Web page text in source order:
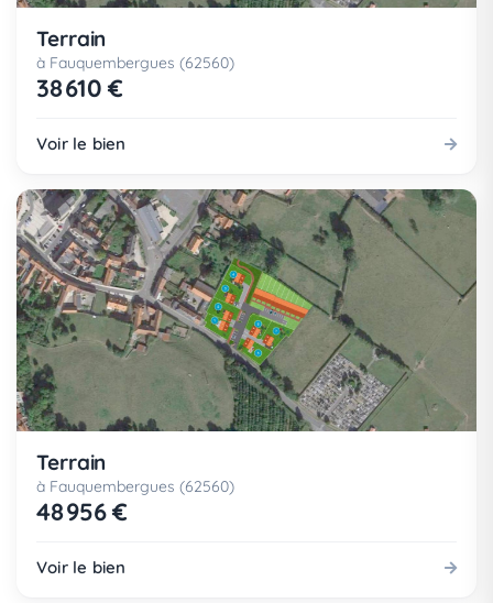
Terrain
à Fauquembergues (62560)
38 610 €
Voir le bien
Terrain
à Fauquembergues (62560)
48 956 €
Voir le bien